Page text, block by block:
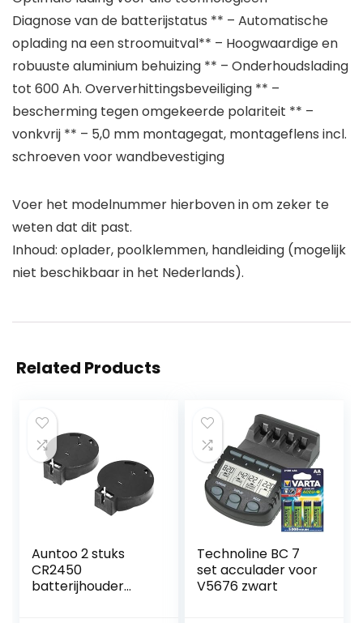
Diagnose van de batterijstatus ** – Automatische
oplading na een stroomuitval** – Hoogwaardige en
robuuste aluminium behuizing ** – Onderhoudslading
tot 600 Ah. Oververhittingsbeveiliging ** –
bescherming tegen omgekeerde polariteit ** –
vonkvrij ** – 5,0 mm montagegat, montageflens incl.
schroeven voor wandbevestiging
Voer het modelnummer hierboven in om zeker te
weten dat dit past.
Inhoud: oplader, poolklemmen, handleiding (mogelijk
niet beschikbaar in het Nederlands).
Related Products
Auntoo 2 stuks
CR2450
batterijhouder
Technoline BC 7
set acculader voor
V5676 zwart